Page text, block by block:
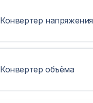
Конвертер напряжения
Конвертер объёма